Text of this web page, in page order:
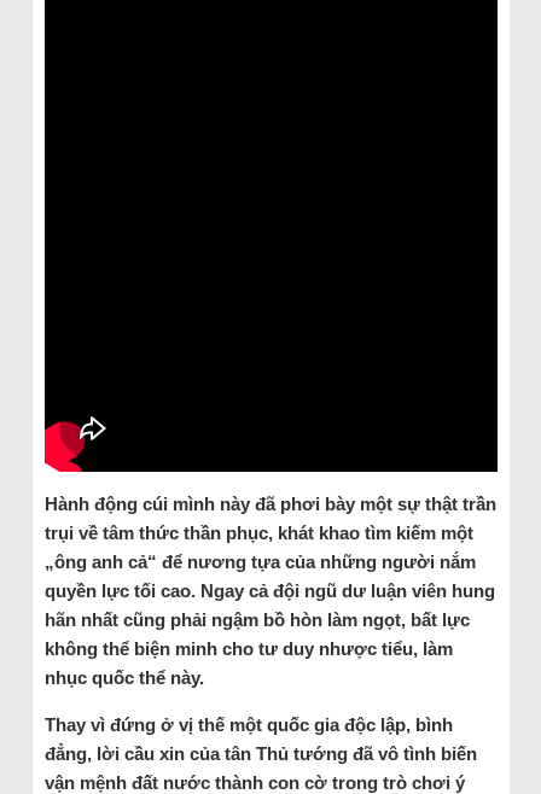
Hành động cúi mình này đã phơi bày một sự thật trần
trụi về tâm thức thần phục, khát khao tìm kiếm một
„ông anh cả“ để nương tựa của những người nắm
quyền lực tối cao. Ngay cả đội ngũ dư luận viên hung
hãn nhất cũng phải ngậm bồ hòn làm ngọt, bất lực
không thể biện minh cho tư duy nhược tiểu, làm
nhục quốc thể này.
Thay vì đứng ở vị thế một quốc gia độc lập, bình
đẳng, lời cầu xin của tân Thủ tướng đã vô tình biến
vận mệnh đất nước thành con cờ trong trò chơi ý